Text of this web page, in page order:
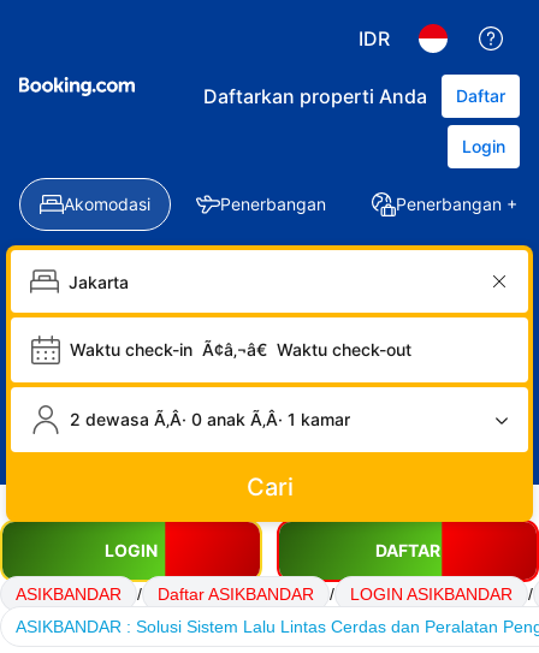
IDR
Daftarkan properti Anda Daftar
Login
Akomodasi Penerbangan Penerbangan +
Waktu check-in Ã¢â‚¬â€ Waktu check-out
2 dewasa Ã‚Â· 0 anak Ã‚Â· 1 kamar
Cari
LOGIN DAFTAR
ASIKBANDAR / Daftar ASIKBANDAR / LOGIN ASIKBANDAR
/
ASIKBANDAR : Solusi Sistem Lalu Lintas Cerdas dan Peralatan